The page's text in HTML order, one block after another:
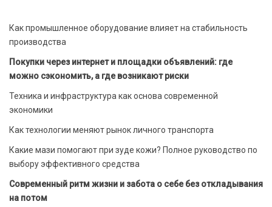
Как промышленное оборудование влияет на стабильность
производства
Покупки через интернет и площадки объявлений: где
можно сэкономить, а где возникают риски
Техника и инфраструктура как основа современной
экономики
Как технологии меняют рынок личного транспорта
Какие мази помогают при зуде кожи? Полное руководство по
выбору эффективного средства
Современный ритм жизни и забота о себе без откладывания
на потом